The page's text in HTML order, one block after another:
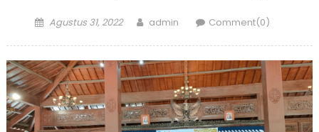
Posted
Agustus 31, 2022 Author
admin Comment(0)